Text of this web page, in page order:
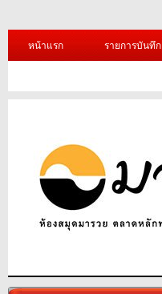
หน้าแรก รายการบันทึก